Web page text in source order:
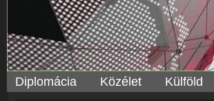
Diplomácia Közélet Külföld